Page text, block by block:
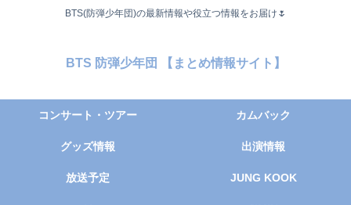
BTS(防弾少年団)の最新情報や役立つ情報をお届け🌷
BTS 防弾少年団 【まとめ情報サイト】
コンサート・ツアー カムバック
グッズ情報 出演情報
放送予定 JUNG KOOK